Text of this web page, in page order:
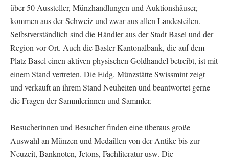
über 50 Aussteller, Münzhandlungen und Auktionshäuser,
kommen aus der Schweiz und zwar aus allen Landesteilen.
Selbstverständlich sind die Händler aus der Stadt Basel und der
Region vor Ort. Auch die Basler Kantonalbank, die auf dem
Platz Basel einen aktiven physischen Goldhandel betreibt, ist mit
einem Stand vertreten. Die Eidg. Münzstätte Swissmint zeigt
und verkauft an ihrem Stand Neuheiten und beantwortet gerne
die Fragen der Sammlerinnen und Sammler.
Besucherinnen und Besucher finden eine überaus große
Auswahl an Münzen und Medaillen von der Antike bis zur
Neuzeit, Banknoten, Jetons, Fachliteratur usw. Die